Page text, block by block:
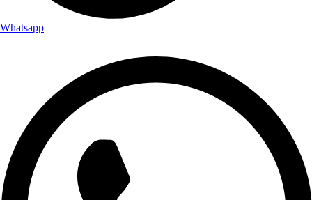
Whatsapp